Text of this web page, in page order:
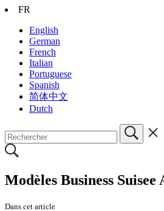
FR
English
German
French
Italian
Portuguese
Spanish
简体中文
Dutch
Modèles Business Suisee
Dans cet article